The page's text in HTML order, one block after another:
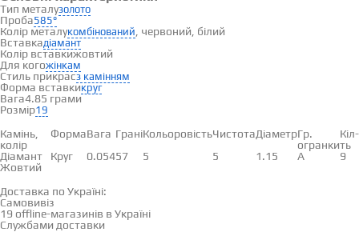
Тип металузолото
Проба585°
Колір металукомбінований , червоний, білий
Вставкадіамант
Колір вставкижовтий
Для когожінкам
Стиль прикрасз камінням
Форма вставкикруг
Вага4.85 грами
Розмір19
Вставки
Камінь,
колір
ФормаВага ГраніКольоровістьЧистотаДіаметрГр.
огранки
Кіл-
ть
Діамант
Жовтий
Круг 0.05457 5 5 1.15 А 9
Доставка по Україні:
Самовивіз
19 offline-магазинів в Україні
Службами доставки